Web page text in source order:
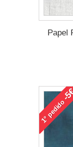
Papel
1°
pedido
-